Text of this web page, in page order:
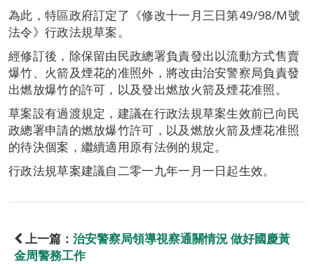
為此，特區政府訂定了《修改十一月三日第49/98/M號
法令》行政法規草案。
經修訂後，除保留由民政總署負責發出以流動方式售賣
爆竹、火箭及煙花的准照外，將改由治安警察局負責發
出燃放爆竹的許可，以及發出燃放火箭及煙花准照。
草案設有過渡規定，建議在行政法規草案生效前已向民
政總署申請的燃放爆竹許可，以及燃放火箭及煙花准照
的待決個案，繼續適用原有法例的規定。
行政法規草案建議自二零一九年一月一日起生效。
上一篇： 治安警察局領導視察通關情況 做好國慶黃
金周警務工作